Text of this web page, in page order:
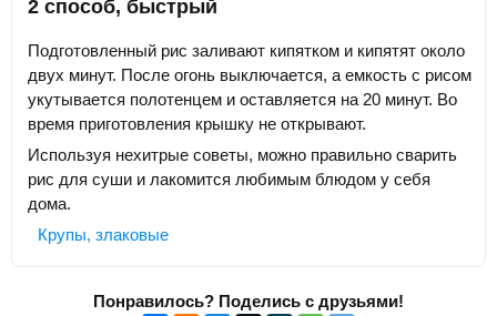
2 способ, быстрый
Подготовленный рис заливают кипятком и кипятят около
двух минут. После огонь выключается, а емкость с рисом
укутывается полотенцем и оставляется на 20 минут. Во
время приготовления крышку не открывают.
Используя нехитрые советы, можно правильно сварить
рис для суши и лакомится любимым блюдом у себя
дома.
Крупы, злаковые
Понравилось? Поделись с друзьями!